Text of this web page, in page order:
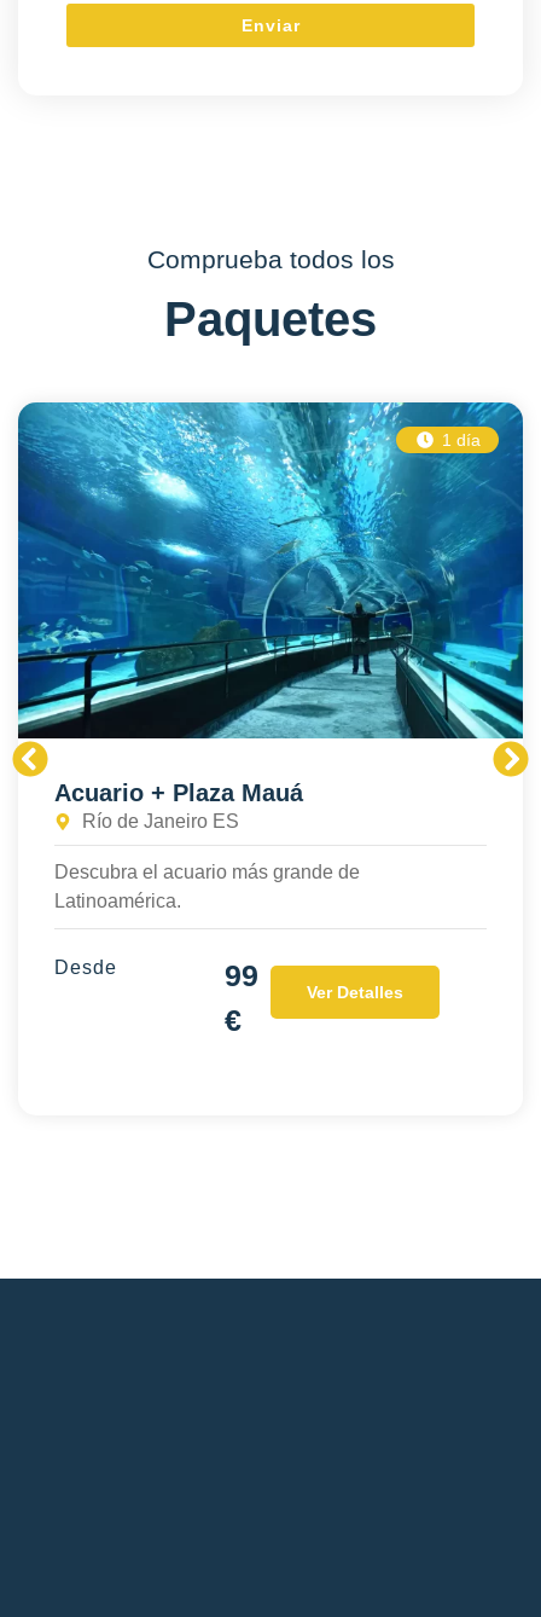
Comprueba todos los
Paquetes
1 día
Acuario + Plaza Mauá
Río de Janeiro ES
Descubra el acuario más grande de
Latinoamérica.
Desde
99
€
Ver Detalles